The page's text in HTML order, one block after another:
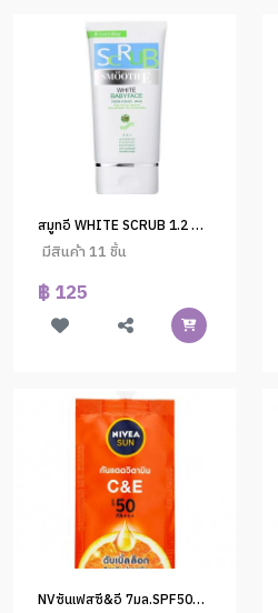
สมูทอี WHITE SCRUB 1.2 OZ.
มีสินค้า 11 ชิ้น
฿ 125
NVซันเฟสซี&อี 7มล.SPF50+PA+++#98316